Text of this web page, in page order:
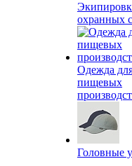
охранных
Одежда
пищевых
Головные